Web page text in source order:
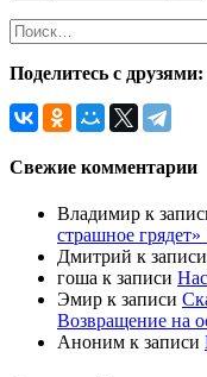
Поделитесь с друзями:
Свежие комментарии
Владимир к
страшное грядет»
Дмитрий к записи
гоша к записи
Эмир к записи
Возвращение на
Аноним к записи